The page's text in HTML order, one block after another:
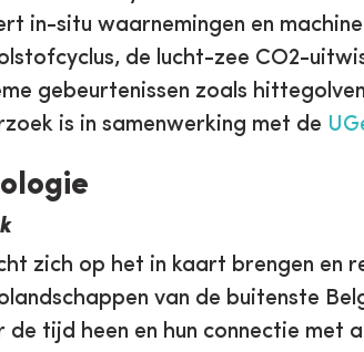
in-situ waarnemingen en
de lucht-zee CO2-
gebeurtenissen zoals
is in samenwerking met de
zich op het in kaart brengen en
van de buitenste
de tijd heen en hun connectie met